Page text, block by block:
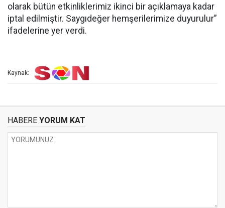
olarak bütün etkinliklerimiz ikinci bir açıklamaya kadar
iptal edilmiştir. Saygıdeğer hemşerilerimize duyurulur”
ifadelerine yer verdi.
Kaynak:
HABERE YORUM KAT